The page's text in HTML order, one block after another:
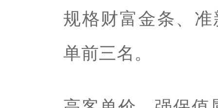
规格财富金条、
单前三名。